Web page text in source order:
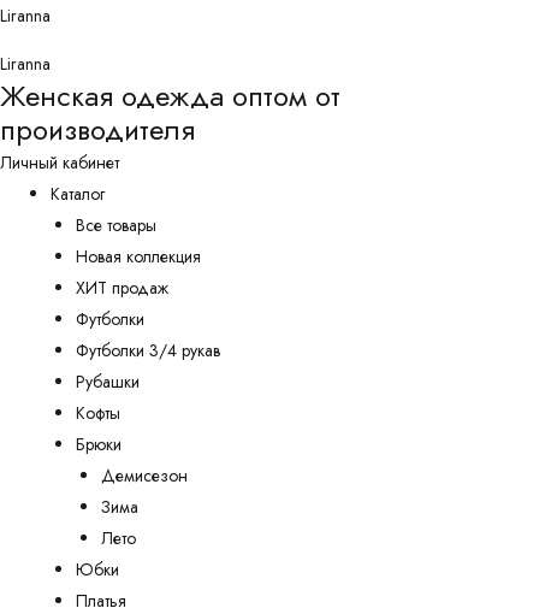
Перейти
содержимому
Liranna
Liranna
Женская одежда оптом от
производителя
Личный кабинет
Каталог
Все товары
Новая коллекция
ХИТ продаж
Футболки
Футболки 3/4 рукав
Рубашки
Кофты
Брюки
Демисезон
Зима
Лето
Юбки
Платья